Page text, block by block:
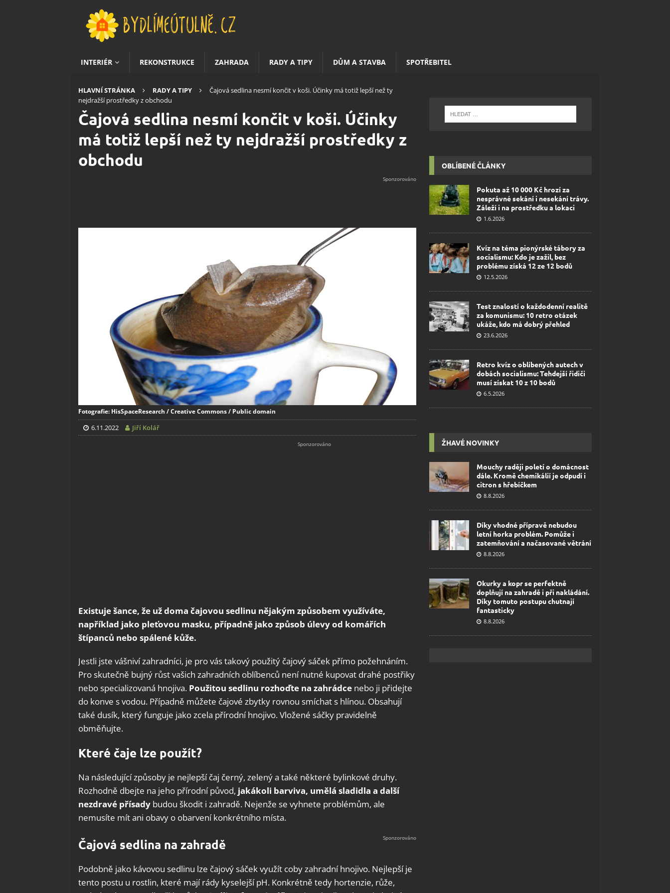
INTERIÉR REKONSTRUKCE ZAHRADA RADY A TIPY DŮM A STAVBA SPOTŘEBITEL
HLAVNÍ STRÁNKA RADY A TIPY
Čajová sedlina nesmí končit v koši. Účinky má totiž lepší než ty
nejdražší prostředky z obchodu
Čajová sedlina nesmí končit v koši. Účinky
má totiž lepší než ty nejdražší prostředky z
obchodu
Fotografie: HisSpaceResearch / Creative Commons / Public domain
6.11.2022 Jiří Kolář
Existuje šance, že už doma čajovou sedlinu nějakým způsobem využíváte,
například jako pleťovou masku, případně jako způsob úlevy od komářích
štípanců nebo spálené kůže.
Jestli jste vášniví zahradníci, je pro vás takový použitý čajový sáček přímo požehnáním.
Pro skutečně bujný růst vašich zahradních oblíbenců není nutné kupovat drahé postřiky
nebo specializovaná hnojiva. Použitou sedlinu rozhoďte na zahrádce nebo ji přidejte
do konve s vodou. Případně můžete čajové zbytky rovnou smíchat s hlínou. Obsahují
také dusík, který funguje jako zcela přírodní hnojivo. Vložené sáčky pravidelně
obměňujte.
Které čaje lze použít?
Na následující způsoby je nejlepší čaj černý, zelený a také některé bylinkové druhy.
Rozhodně dbejte na jeho přírodní původ, jakákoli barviva, umělá sladidla a další
nezdravé přísady budou škodit i zahradě. Nejenže se vyhnete problémům, ale
nemusíte mít ani obavy o obarvení konkrétního místa.
Čajová sedlina na zahradě
Podobně jako kávovou sedlinu lze čajový sáček využít coby zahradní hnojivo. Nejlepší je
tento postu u rostlin, které mají rády kyselejší pH. Konkrétně tedy hortenzie, růže,
OBLÍBENÉ ČLÁNKY
Pokuta až 10 000 Kč hrozí za
nesprávné sekání i nesekání trávy.
Záleží i na prostředku a lokaci
1.6.2026
Kvíz na téma pionýrské tábory za
socialismu: Kdo je zažil, bez
problému získá 12 ze 12 bodů
12.5.2026
Test znalostí o každodenní realitě
za komunismu: 10 retro otázek
ukáže, kdo má dobrý přehled
23.6.2026
Retro kvíz o oblíbených autech v
dobách socialismu: Tehdejší řidiči
musí získat 10 z 10 bodů
6.5.2026
ŽHAVÉ NOVINKY
Mouchy raději poletí o domácnost
dále. Kromě chemikálií je odpudí i
citron s hřebíčkem
8.8.2026
Díky vhodné přípravě nebudou
letní horka problém. Pomůže i
zatemňování a načasované větrání
8.8.2026
Okurky a kopr se perfektně
doplňují na zahradě i při nakládání.
Díky tomuto postupu chutnají
fantasticky
8.8.2026